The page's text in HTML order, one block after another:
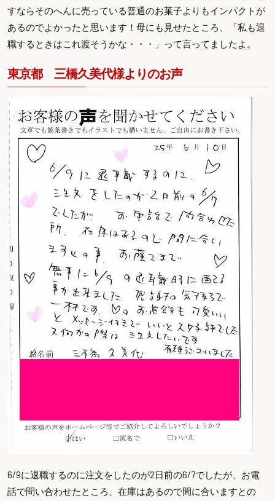
すならそのへんに売っている普通のお菓子よりもインパクトが
あるのでよかったと思います！母にも見せたところ、「私も退
職するときはこれ渡そうかな・・・」って言ってましたよ。
東京都 三橋久美代様よりのお声
6/9に退職するのに注文をしたのが2日前の6/7でしたが、お電
話で問い合わせたところ、在庫はあるので間に合いますとの